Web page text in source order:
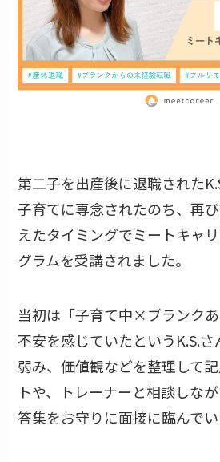
第二子を出産後に退職された
子育てに専念されたのち、再
えたタイミングでミートキャ
グラムを受講されました。
当初は「子育て中×ブランク
不安を感じていたというK.S.
弱み、価値観などを整理して
トや、トレーナーと相談しな
答集をお守りに面接に臨んでい